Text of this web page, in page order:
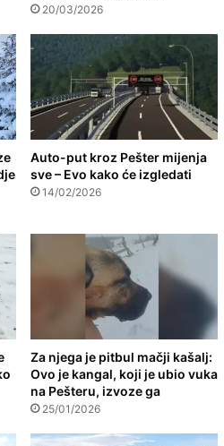
20/03/2026
Auto-put kroz Pešter mijenja
sve – Evo kako će izgledati
14/02/2026
Za njega je pitbul mačji kašalj:
Ovo je kangal, koji je ubio vuka
na Pešteru, izvoze ga
25/01/2026